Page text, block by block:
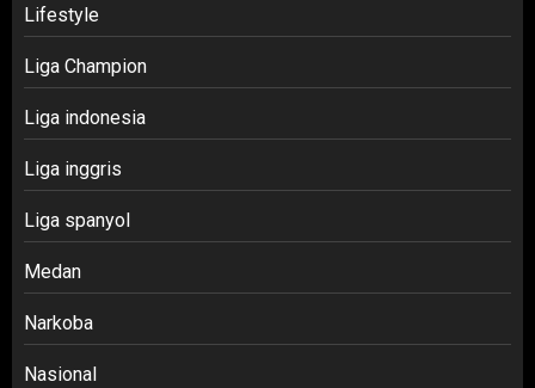
Lifestyle
Liga Champion
Liga indonesia
Liga inggris
Liga spanyol
Medan
Narkoba
Nasional